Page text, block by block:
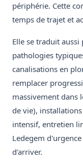
périphérie. Cette
temps de trajet et
Elle se traduit
pathologies
canalisations en
remplacer
massivement dans
de vie),
intensif, entretien
Ledegem
d'arriver.